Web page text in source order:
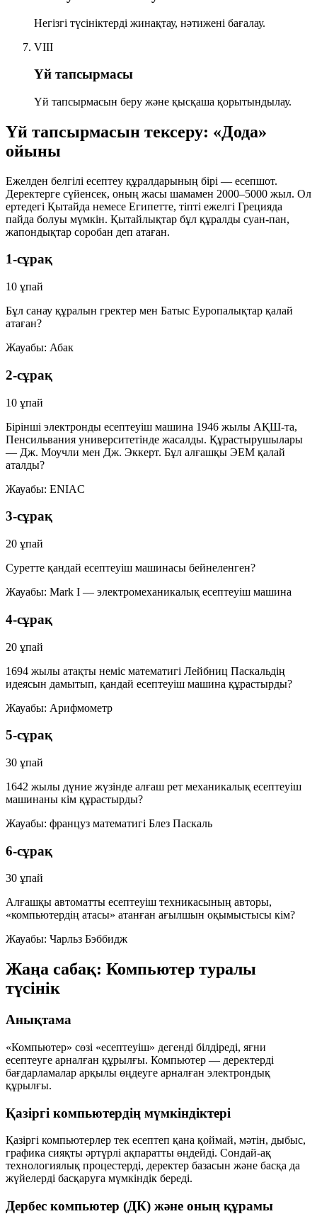
Негізгі түсініктерді жинақтау, нәтижені бағалау.
VIII
Үй тапсырмасы
Үй тапсырмасын беру және қысқаша қорытындылау.
Үй тапсырмасын тексеру: «Дода»
ойыны
Ежелден белгілі есептеу құралдарының бірі — есепшот.
Деректерге сүйенсек, оның жасы шамамен 2000–5000 жыл. Ол
ертедегі Қытайда немесе Египетте, тіпті ежелгі Грецияда
пайда болуы мүмкін. Қытайлықтар бұл құралды суан-пан,
жапондықтар соробан деп атаған.
1-сұрақ
10 ұпай
Бұл санау құралын гректер мен Батыс Еуропалықтар қалай
атаған?
Жауабы: Абак
2-сұрақ
10 ұпай
Бірінші электронды есептеуіш машина 1946 жылы АҚШ-та,
Пенсильвания университетінде жасалды. Құрастырушылары
— Дж. Моучли мен Дж. Эккерт. Бұл алғашқы ЭЕМ қалай
аталды?
Жауабы: ENIAC
3-сұрақ
20 ұпай
Суретте қандай есептеуіш машинасы бейнеленген?
Жауабы: Mark I — электромеханикалық есептеуіш машина
4-сұрақ
20 ұпай
1694 жылы атақты неміс математигі Лейбниц Паскальдің
идеясын дамытып, қандай есептеуіш машина құрастырды?
Жауабы: Арифмометр
5-сұрақ
30 ұпай
1642 жылы дүние жүзінде алғаш рет механикалық есептеуіш
машинаны кім құрастырды?
Жауабы: француз математигі Блез Паскаль
6-сұрақ
30 ұпай
Алғашқы автоматты есептеуіш техникасының авторы,
«компьютердің атасы» атанған ағылшын оқымыстысы кім?
Жауабы: Чарльз Бэббидж
Жаңа сабақ: Компьютер туралы
түсінік
Анықтама
«Компьютер» сөзі «есептеуіш» дегенді білдіреді, яғни
есептеуге арналған құрылғы. Компьютер — деректерді
бағдарламалар арқылы өңдеуге арналған электрондық
құрылғы.
Қазіргі компьютердің мүмкіндіктері
Қазіргі компьютерлер тек есептеп қана қоймай, мәтін, дыбыс,
графика сияқты әртүрлі ақпаратты өңдейді. Сондай-ақ
технологиялық процестерді, деректер базасын және басқа да
жүйелерді басқаруға мүмкіндік береді.
Дербес компьютер (ДК) және оның құрамы